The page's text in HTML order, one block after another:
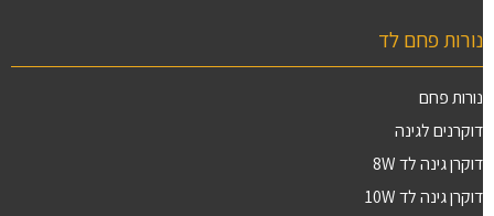
נורות פחם לד
נורות פחם
דוקרנים לגינה
דוקרן גינה לד 8W
דוקרן גינה לד 10W